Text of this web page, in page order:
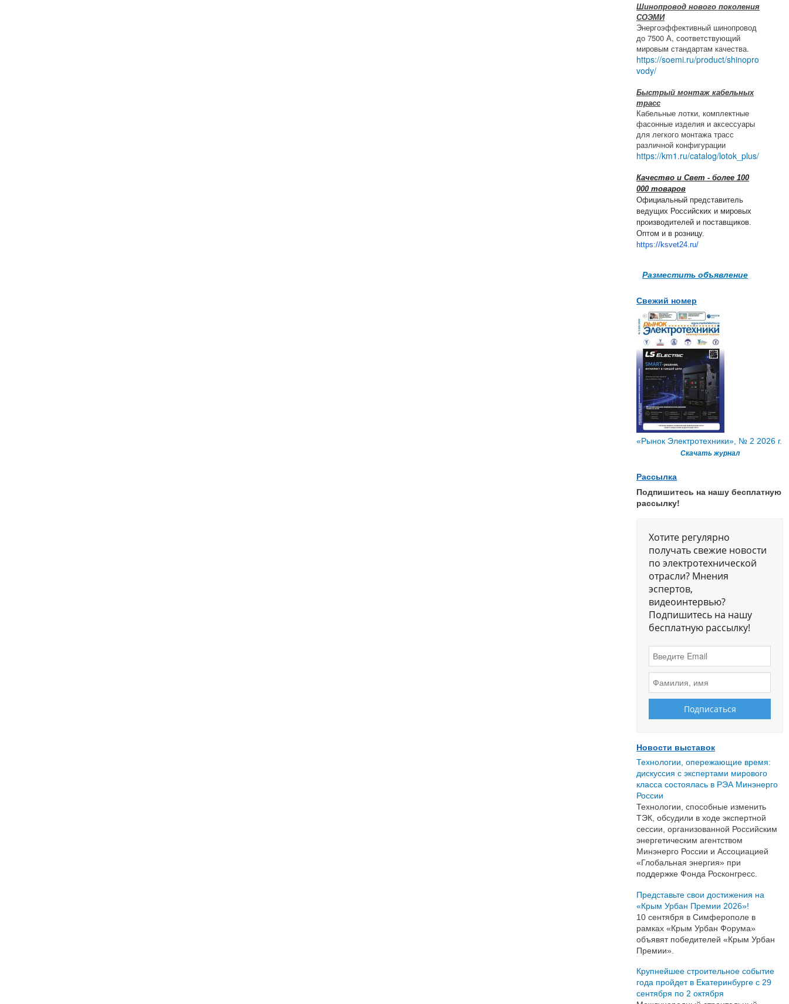
Шинопровод нового поколения
СОЭМИ
Энергоэффективный шинопровод
до 7500 А, соответствующий
мировым стандартам качества.
https://soemi.ru/product/shinopro
vody/
Быстрый монтаж кабельных
трасс
Кабельные лотки, комплектные
фасонные изделия и аксессуары
для легкого монтажа трасс
различной конфигурации
https://km1.ru/catalog/lotok_plus/
Качество и Свет - более 100
000 товаров
Официальный представитель
ведущих Российских и мировых
производителей и поставщиков.
Оптом и в розницу.
https://ksvet24.ru/
Разместить объявление
Свежий номер
«Рынок Электротехники», № 2 2026 г.
Скачать журнал
Рассылка
Подпишитесь на нашу бесплатную
рассылку!
Хотите регулярно
получать свежие новости
по электротехнической
отрасли? Мнения
эспертов,
видеоинтервью?
Подпишитесь на нашу
бесплатную рассылку!
Новости выставок
Технологии, опережающие время:
дискуссия с экспертами мирового
класса состоялась в РЭА Минэнерго
России
Технологии, способные изменить
ТЭК, обсудили в ходе экспертной
сессии, организованной Российским
энергетическим агентством
Минэнерго России и Ассоциацией
«Глобальная энергия» при
поддержке Фонда Росконгресс.
Представьте свои достижения на
«Крым Урбан Премии 2026»!
10 сентября в Симферополе в
рамках «Крым Урбан Форума»
объявят победителей «Крым Урбан
Премии».
Крупнейшее строительное событие
года пройдет в Екатеринбурге с 29
сентября по 2 октября